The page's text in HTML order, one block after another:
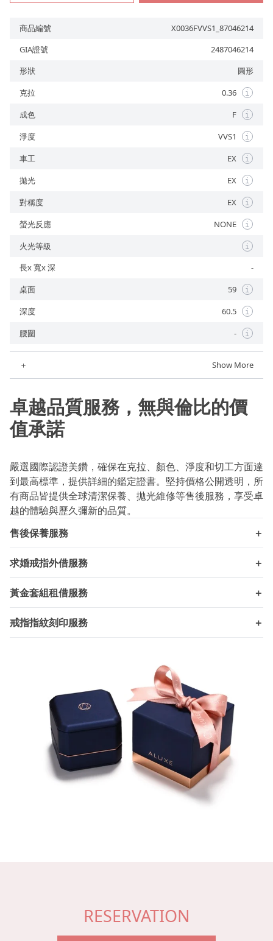
商品編號
X0036FVVS1_87046214
GIA證號
2487046214
形狀
圓形
克拉
0.36 i
成色 F i
淨度 VVS1 i
車工 EX i
拋光 EX i
對稱度 EX i
螢光反應 NONE i
火光等級 i
長x 寬x 深
-
桌面
59 i
深度 60.5 i
腰圍 - i
＋ Show More
卓越品質服務，無與倫比的價
值承諾
嚴選國際認證美鑽，確保在克拉、顏色、淨度和切工方面達
到最高標準，提供詳細的鑑定證書。堅持價格公開透明，所
有商品皆提供全球清潔保養、拋光維修等售後服務，享受卓
越的體驗與歷久彌新的品質。
售後保養服務
＋
求婚戒指外借服務 ＋
黃金套組租借服務 ＋
戒指指紋刻印服務 ＋
RESERVATION